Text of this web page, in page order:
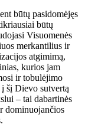
būtų pasidomėjęs
būtų
Visuomenės
merkantilius ir
atgimimą,
kurios jam
ir tobulėjimo
šį Dievo sutvertą
– tai dabartinės
dominuojančios